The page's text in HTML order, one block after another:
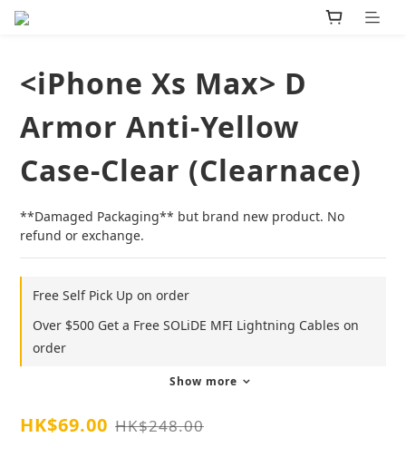
<iPhone Xs Max> D
Armor Anti-Yellow
Case-Clear (Clearnace)
**Damaged Packaging** but brand new product. No
refund or exchange.
Free Self Pick Up on order
Over $500 Get a Free SOLiDE MFI Lightning Cables on
order
Show more
HK$69.00 HK$248.00